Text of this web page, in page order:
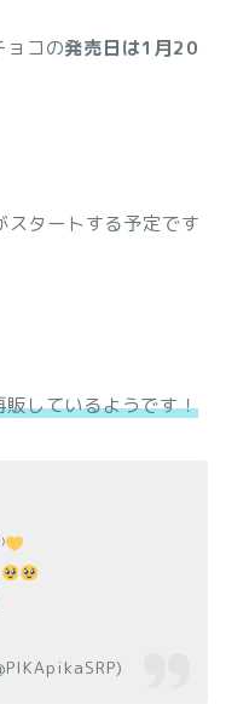
ョコの発売日は1月20
スタートする予定です
販しているようです！